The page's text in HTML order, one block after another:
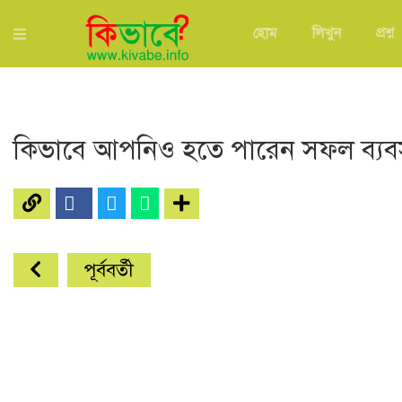
হোম লিখুন প্রশ্ন
কিভাবে আপনিও হতে পারেন সফল
পূর্ববর্তী